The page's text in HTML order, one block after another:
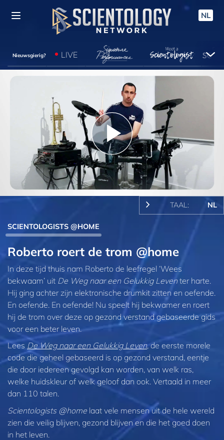
NL
Nieuwsgierig? LIVE
Play
Video
TAAL: NL
SCIENTOLOGISTS @HOME
Roberto roert de trom @home
In deze tijd thuis nam Roberto de leefregel ‘Wees
bekwaam’ uit De Weg naar een Gelukkig Leventer harte.
Hij ging achter zijn elektronische drumkit zitten en oefende.
En oefende. En oefende! Nu speelt hij bekwamer en roert
hij de trom over deze op gezond verstand gebaseerde gids
voor een beter leven.
Lees De Weg naar een Gelukkig Leven, de eerste morele
code die geheel gebaseerd is op gezond verstand, eentje
die door iedereen gevolgd kan worden, van welk ras,
welke huidskleur of welk geloof dan ook. Vertaald in meer
dan 110 talen.
Scientologists @homelaat vele mensen uit de hele wereld
zien die veilig blijven, gezond blijven en die het goed doen
in het leven.